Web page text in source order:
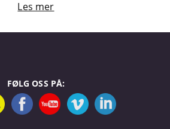
Les mer
FØLG OSS PÅ: